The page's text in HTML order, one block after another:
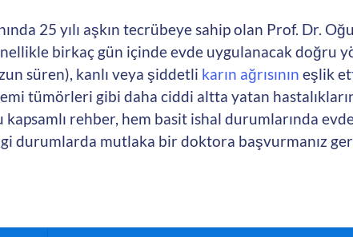
25 yılı aşkın tecrübeye sahip olan Prof. Dr.
birkaç gün içinde evde uygulanacak doğru
süren), kanlı veya şiddetli karın ağrısının eşlik
tümörleri gibi daha ciddi altta yatan
rehber, hem basit ishal durumlarında
durumlarda mutlaka bir doktora başvurmanız